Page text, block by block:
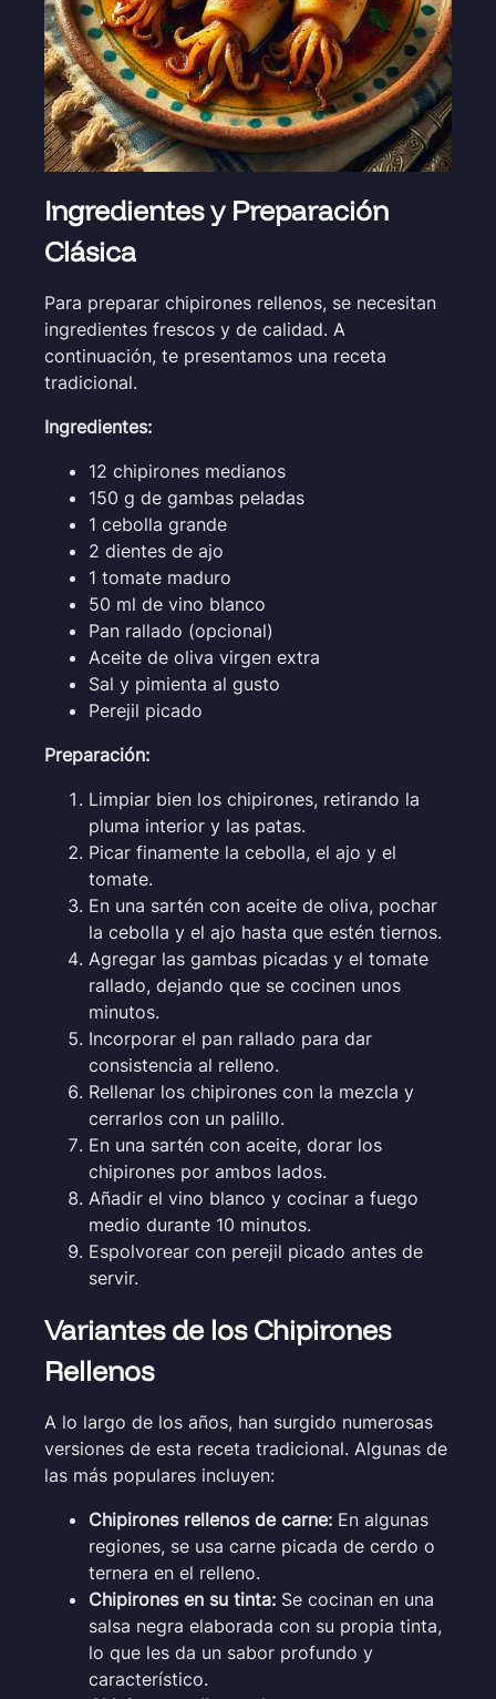
Ingredientes y Preparación
Clásica
Para preparar chipirones rellenos, se necesitan
ingredientes frescos y de calidad. A
continuación, te presentamos una receta
tradicional.
Ingredientes:
12 chipirones medianos
150 g de gambas peladas
1 cebolla grande
2 dientes de ajo
1 tomate maduro
50 ml de vino blanco
Pan rallado (opcional)
Aceite de oliva virgen extra
Sal y pimienta al gusto
Perejil picado
Preparación:
Limpiar bien los chipirones, retirando la
pluma interior y las patas.
Picar finamente la cebolla, el ajo y el
tomate.
En una sartén con aceite de oliva, pochar
la cebolla y el ajo hasta que estén tiernos.
Agregar las gambas picadas y el tomate
rallado, dejando que se cocinen unos
minutos.
Incorporar el pan rallado para dar
consistencia al relleno.
Rellenar los chipirones con la mezcla y
cerrarlos con un palillo.
En una sartén con aceite, dorar los
chipirones por ambos lados.
Añadir el vino blanco y cocinar a fuego
medio durante 10 minutos.
Espolvorear con perejil picado antes de
servir.
Variantes de los Chipirones
Rellenos
A lo largo de los años, han surgido numerosas
versiones de esta receta tradicional. Algunas de
las más populares incluyen:
Chipirones rellenos de carne: En algunas
regiones, se usa carne picada de cerdo o
ternera en el relleno.
Chipirones en su tinta: Se cocinan en una
salsa negra elaborada con su propia tinta,
lo que les da un sabor profundo y
característico.